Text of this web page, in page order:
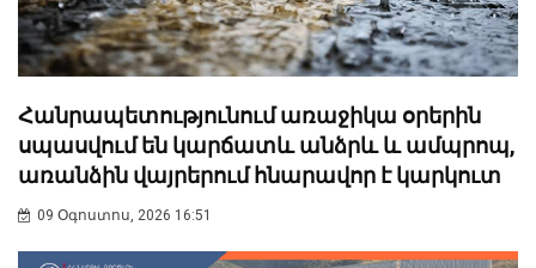
Հանրապետությունում առաջիկա օրերին
սպասվում են կարճատև անձրև և ամպրոպ,
առանձին վայրերում հնարավոր է կարկուտ
09 Օգոստոս, 2026 16:51